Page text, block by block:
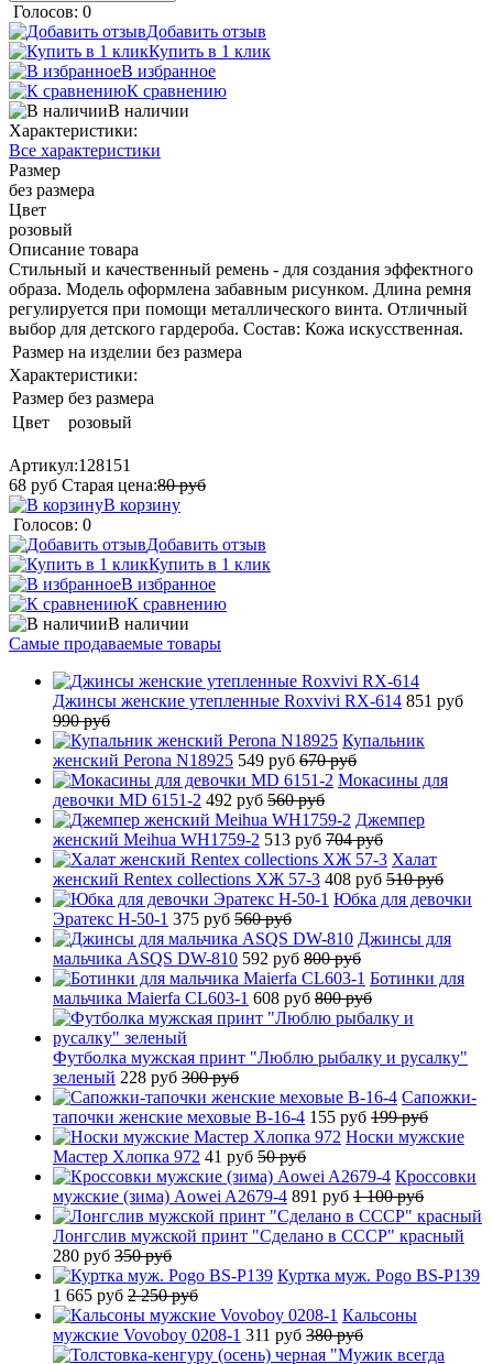
Голосов: 0
Добавить отзыв
Купить в 1 клик
В избранное
К сравнению
В наличии
Характеристики:
Все характеристики
Размер
без размера
Цвет
розовый
Описание товара
Стильный и качественный ремень - для создания эффектного
образа. Модель оформлена забавным рисунком. Длина ремня
регулируется при помощи металлического винта. Отличный
выбор для детского гардероба. Состав: Кожа искусственная.
Размер на изделии без размера
Характеристики:
Размер без размера
Цвет
розовый
Артикул:128151
68 руб Старая цена:80руб
В корзину
Голосов: 0
Добавить отзыв
Купить в 1 клик
В избранное
К сравнению
В наличии
Самые продаваемые товары
Джинсы женские утепленные Roxvivi RX-614 851 руб
990 руб
Купальник
женский Perona N18925 549 руб 670 руб
Мокасины для
девочки MD 6151-2 492 руб 560 руб
Джемпер
женский Meihua WH1759-2 513 руб 704 руб
Халат
женский Rentex collections ХЖ 57-3 408 руб 510 руб
Юбка для девочки
Эратекс H-50-1 375 руб 560 руб
Джинсы для
мальчика ASQS DW-810 592 руб 800 руб
Ботинки для
мальчика Maierfa CL603-1 608 руб 800 руб
Футболка мужская принт "Люблю рыбалку и русалку"
зеленый 228 руб 300 руб
Сапожки-
тапочки женские меховые B-16-4 155 руб 199 руб
Носки мужские
Мастер Хлопка 972 41 руб 50 руб
Кроссовки
мужские (зима) Aowei A2679-4 891 руб 1 100 руб
Лонгслив мужской принт "Сделано в СССР" красный
280 руб 350 руб
Куртка муж. Pogo BS-P139
1 665 руб 2 250 руб
Кальсоны
мужские Vovoboy 0208-1 311 руб 380 руб